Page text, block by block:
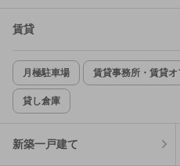
賃貸
月極駐車場 賃貸事務所・賃貸オ
貸し倉庫
新築一戸建て